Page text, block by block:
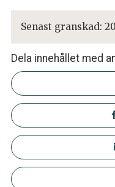
Senast granskad:
Dela innehållet med